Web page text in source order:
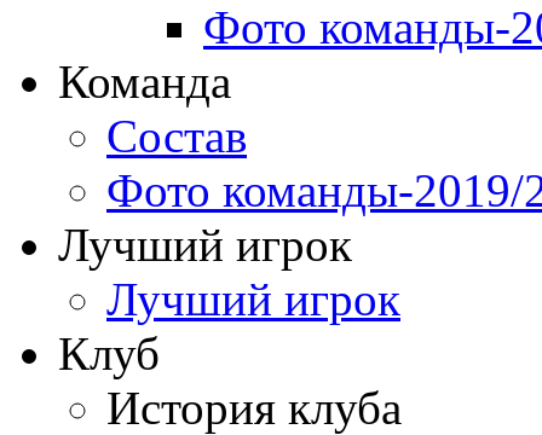
Фото команды-
Команда
Состав
Фото команды-2019/
Лучший игрок
Лучший игрок
Клуб
История клуба